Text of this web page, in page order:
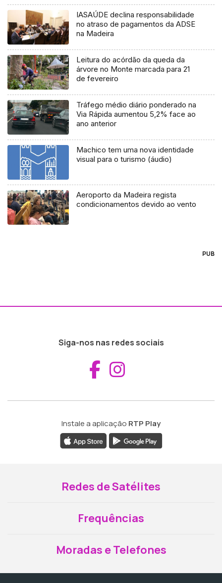
IASAÚDE declina responsabilidade
no atraso de pagamentos da ADSE
na Madeira
Leitura do acórdão da queda da
árvore no Monte marcada para 21
de fevereiro
Tráfego médio diário ponderado na
Via Rápida aumentou 5,2% face ao
ano anterior
Machico tem uma nova identidade
visual para o turismo (áudio)
Aeroporto da Madeira regista
condicionamentos devido ao vento
PUB
Siga-nos nas redes sociais
Aceder ao
Instale a aplicação RTP Play
Redes de Satélites
Frequências
Moradas e Telefones